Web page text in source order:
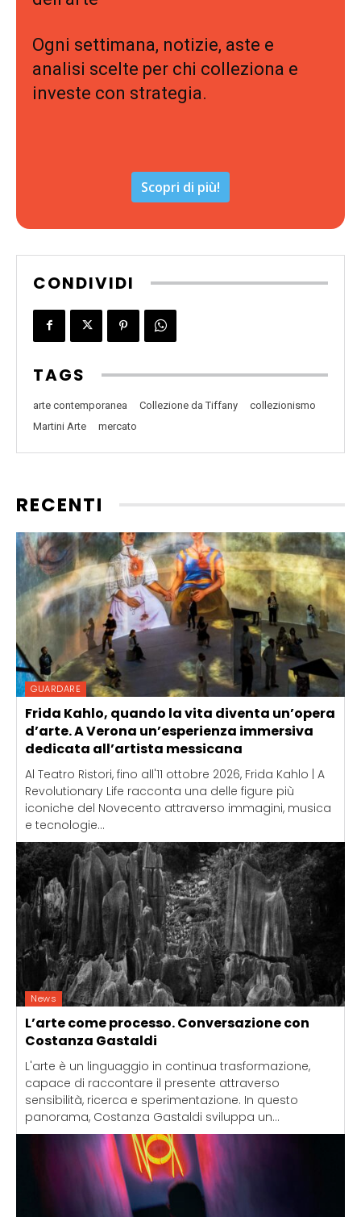
Ogni settimana, notizie, aste e
analisi scelte per chi colleziona e
investe con strategia.
Scopri di più!
CONDIVIDI
TAGS
arte contemporanea Collezione da Tiffany
collezionismo
Martini Arte
mercato
RECENTI
GUARDARE
Frida Kahlo, quando la vita diventa un’opera
d’arte. A Verona un’esperienza immersiva
dedicata all’artista messicana
Al Teatro Ristori, fino all'11 ottobre 2026, Frida Kahlo | A
Revolutionary Life racconta una delle figure più
iconiche del Novecento attraverso immagini, musica
e tecnologie...
News
L’arte come processo. Conversazione con
Costanza Gastaldi
L'arte è un linguaggio in continua trasformazione,
capace di raccontare il presente attraverso
sensibilità, ricerca e sperimentazione. In questo
panorama, Costanza Gastaldi sviluppa un...